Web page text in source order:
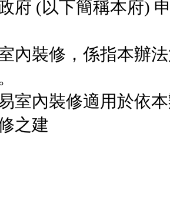
府 (以下簡稱本府)
內裝修，係指本辦
室內裝修適用於依
之建